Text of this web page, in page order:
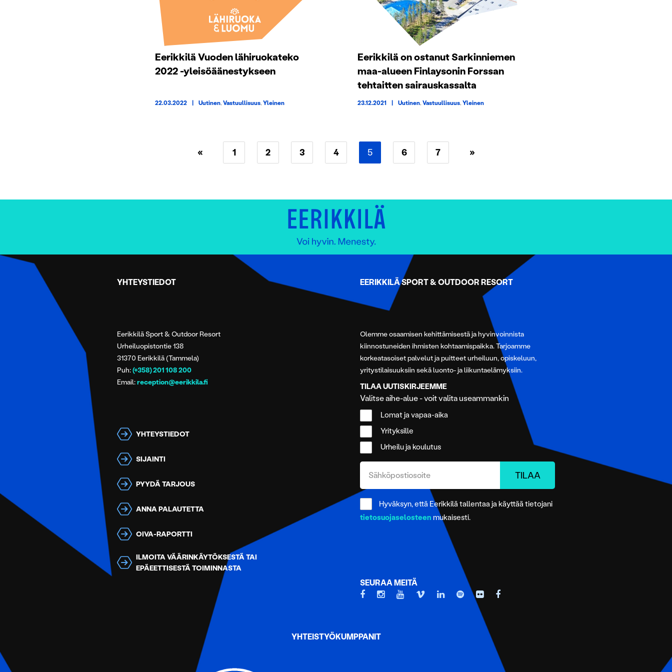
Eerikkilä Vuoden lähiruokateko
2022 -yleisöäänestykseen
22.03.2022 | Uutinen, Vastuullisuus, Yleinen
Eerikkilä on ostanut Sarkinniemen
maa-alueen Finlaysonin Forssan
tehtaitten sairauskassalta
23.12.2021 | Uutinen, Vastuullisuus, Yleinen
« 1 2 3 4 5 6 7 »
YHTEYSTIEDOT
Eerikkilä Sport & Outdoor Resort
Urheiluopistontie 138
31370 Eerikkilä (Tammela)
Puh:(+358) 201 108 200
Email:reception@eerikkila.fi
YHTEYSTIEDOT
SIJAINTI
PYYDÄ TARJOUS
ANNA PALAUTETTA
OIVA-RAPORTTI
ILMOITA VÄÄRINKÄYTÖKSESTÄ TAI
EPÄEETTISESTÄ TOIMINNASTA
EERIKKILÄ SPORT & OUTDOOR RESORT
Olemme osaamisen kehittämisestä ja hyvinvoinnista
kiinnostuneiden ihmisten kohtaamispaikka. Tarjoamme
korkeatasoiset palvelut ja puitteet urheiluun, opiskeluun,
yritystilaisuuksiin sekä luonto- ja liikuntaelämyksiin.
TILAA UUTISKIRJEEMME
Valitse aihe-alue - voit valita useammankin
Lomat ja vapaa-aika
Yrityksille
Urheilu ja koulutus
Hyväksyn, että Eerikkilä tallentaa ja käyttää tietojani
tietosuojaselosteen mukaisesti.
SEURAA MEITÄ
YHTEISTYÖKUMPPANIT